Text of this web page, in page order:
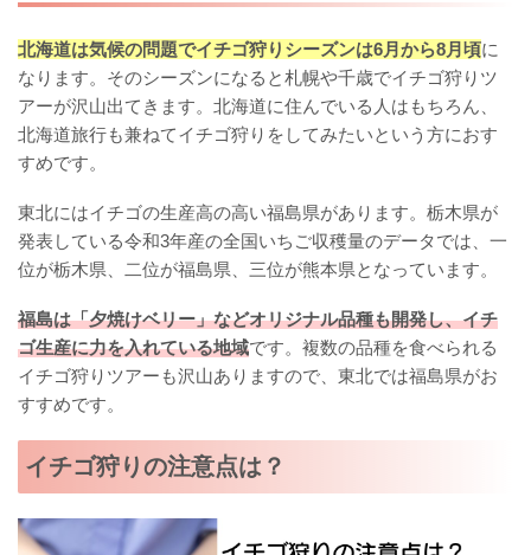
北海道は気候の問題でイチゴ狩りシーズンは6月から8月頃に
なります。そのシーズンになると札幌や千歳でイチゴ狩りツ
アーが沢山出てきます。北海道に住んでいる人はもちろん、
北海道旅行も兼ねてイチゴ狩りをしてみたいという方におす
すめです。
東北にはイチゴの生産高の高い福島県があります。栃木県が
発表している令和3年産の全国いちご収穫量のデータでは、一
位が栃木県、二位が福島県、三位が熊本県となっています。
福島は「夕焼けベリー」などオリジナル品種も開発し、イチ
ゴ生産に力を入れている地域です。複数の品種を食べられる
イチゴ狩りツアーも沢山ありますので、東北では福島県がお
すすめです。
イチゴ狩りの注意点は？